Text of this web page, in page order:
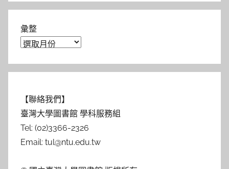
彙整
【聯絡我們】
臺灣大學圖書館 學科服務組
Tel: (02)3366-2326
Email: tul@ntu.edu.tw